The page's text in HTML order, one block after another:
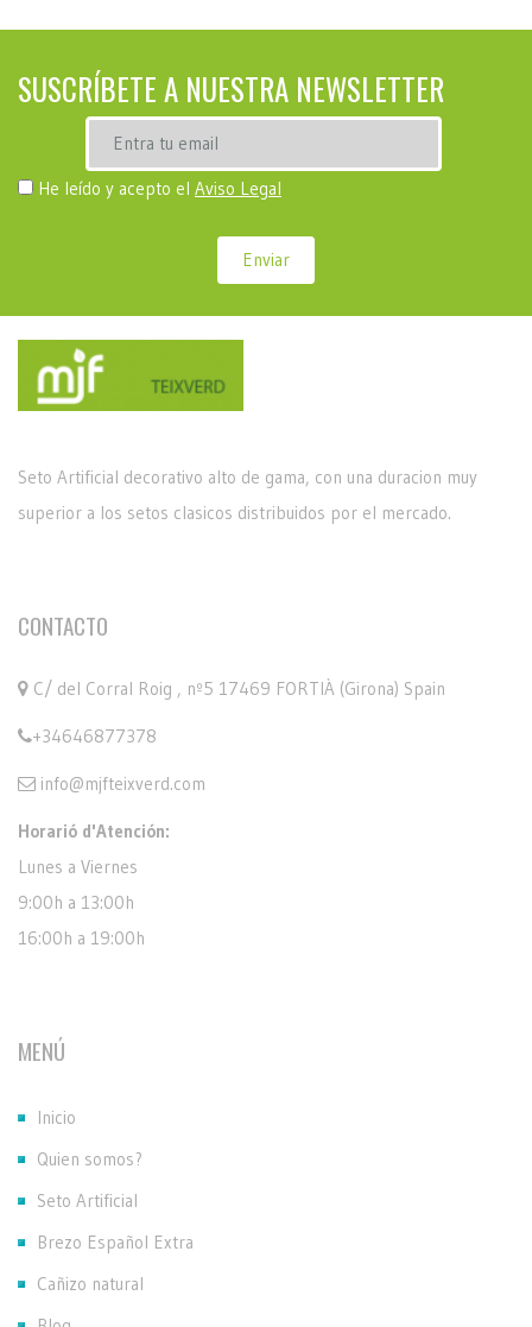
SUSCRÍBETE A NUESTRA NEWSLETTER
He leído y acepto el Aviso Legal
Seto Artificial decorativo alto de gama, con una duracion muy
superior a los setos clasicos distribuidos por el mercado.
CONTACTO
C/ del Corral Roig , nº5 17469 FORTIÀ (Girona) Spain
+34646877378
info@mjfteixverd.com
Horarió d'Atención:
Lunes a Viernes
9:00h a 13:00h
16:00h a 19:00h
MENÚ
Inicio
Quien somos?
Seto Artificial
Brezo Español Extra
Cañizo natural